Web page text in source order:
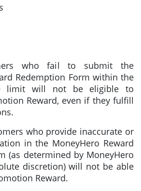
who fail to submit the
Redemption Form within the
limit will not be eligible to
Reward, even if they fulfill
who provide inaccurate or
in the MoneyHero Reward
(as determined by MoneyHero
discretion) will not be able
Reward.